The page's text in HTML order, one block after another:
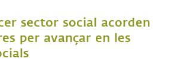
sector social acorden
per avançar en les